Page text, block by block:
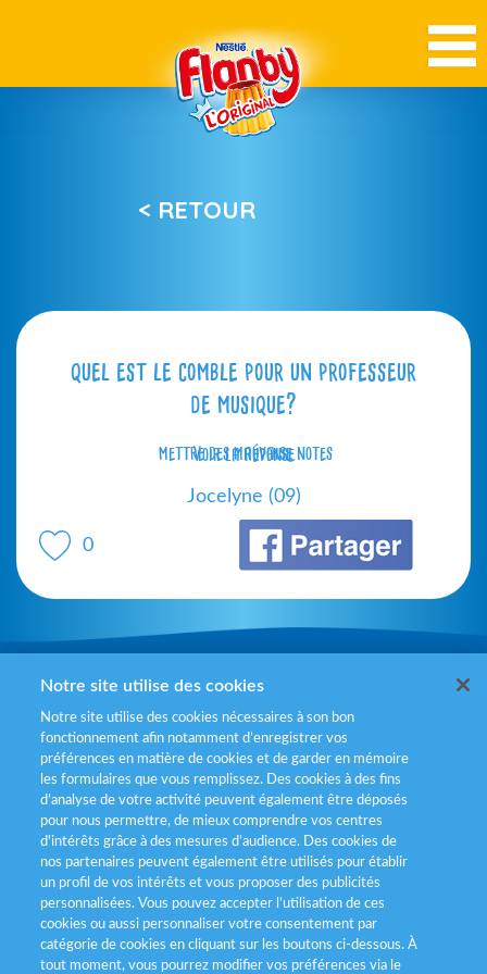
< RETOUR
quel est le comble pour un professeur
de musique?
Voir la réponse
mettre des mauvaise notes
0
Jocelyne (09)
Mentions légales
Politiques de gestion des cookies
Politique données personnelles
Services consommateurs
Déclaration d’accessibilité
Notre site utilise des cookies
Notre site utilise des cookies nécessaires à son bon
fonctionnement afin notamment d’enregistrer vos
préférences en matière de cookies et de garder en mémoire
les formulaires que vous remplissez. Des cookies à des fins
d’analyse de votre activité peuvent également être déposés
pour nous permettre, de mieux comprendre vos centres
d'intérêts grâce à des mesures d’audience. Des cookies de
nos partenaires peuvent également être utilisés pour établir
un profil de vos intérêts et vous proposer des publicités
personnalisées. Vous pouvez accepter l’utilisation de ces
cookies ou aussi personnaliser votre consentement par
catégorie de cookies en cliquant sur les boutons ci-dessous. À
tout moment, vous pourrez modifier vos préférences via le